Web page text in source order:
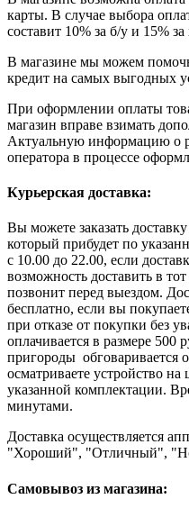
карты. В случае выбора
составит 10% за б/у и 15%
В магазине мы можем
кредит на самых выгодных
При оформлении оплаты
магазин вправе взимать
Актуальную информацию о
оператора в процессе
Курьерская доставка:
Вы можете заказать
который прибудет по
с 10.00 до 22.00, если
возможность доставить в
позвонит перед выездом.
бесплатно, если вы
при отказе от покупки без
оплачивается в размере 500
пригороды обговаривается
осматриваете устройство на
указанной комплектации.
минутами.
Доставка осуществляется
"Хороший", "Отличный",
Самовывоз из магазина: